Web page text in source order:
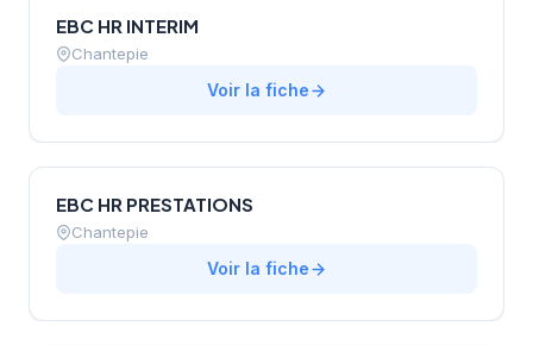
EBC HR INTERIM
Chantepie
Voir la fiche
EBC HR PRESTATIONS
Chantepie
Voir la fiche